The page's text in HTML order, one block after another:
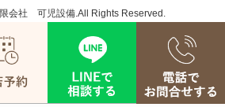
会社 可児設備.All Rights Reserved.